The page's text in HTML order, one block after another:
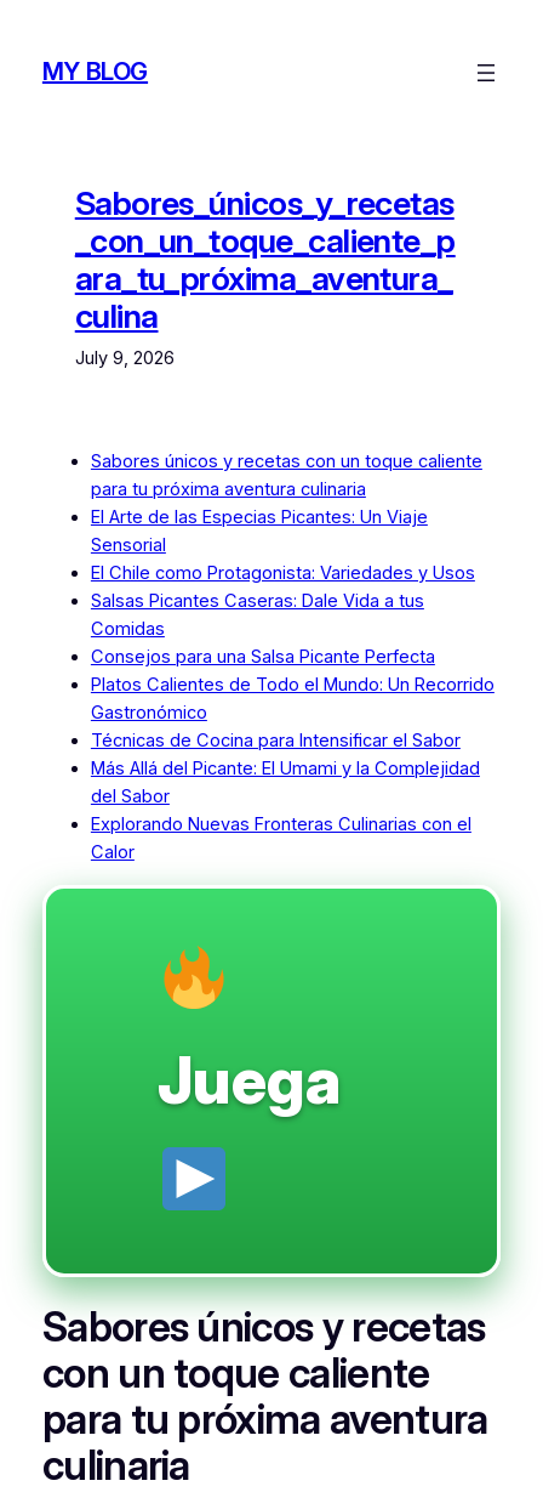
contentMY BLOG
Sabores_únicos_y_recetas
_con_un_toque_caliente_p
ara_tu_próxima_aventura_
culina
July 9, 2026
Sabores únicos y recetas con un toque caliente
para tu próxima aventura culinaria
El Arte de las Especias Picantes: Un Viaje
Sensorial
El Chile como Protagonista: Variedades y Usos
Salsas Picantes Caseras: Dale Vida a tus
Comidas
Consejos para una Salsa Picante Perfecta
Platos Calientes de Todo el Mundo: Un Recorrido
Gastronómico
Técnicas de Cocina para Intensificar el Sabor
Más Allá del Picante: El Umami y la Complejidad
del Sabor
Explorando Nuevas Fronteras Culinarias con el
Calor
Juega
Sabores únicos y recetas
con un toque caliente
para tu próxima aventura
culinaria